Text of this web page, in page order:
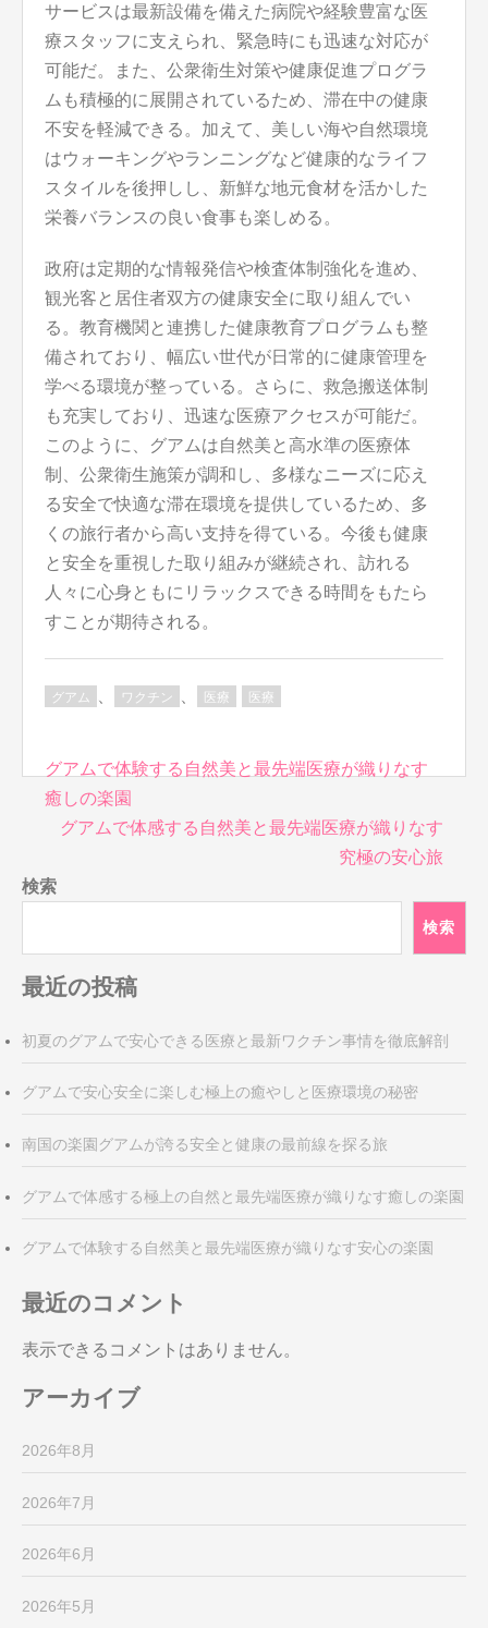
サービスは最新設備を備えた病院や経験豊富な医
療スタッフに支えられ、緊急時にも迅速な対応が
可能だ。また、公衆衛生対策や健康促進プログラ
ムも積極的に展開されているため、滞在中の健康
不安を軽減できる。加えて、美しい海や自然環境
はウォーキングやランニングなど健康的なライフ
スタイルを後押しし、新鮮な地元食材を活かした
栄養バランスの良い食事も楽しめる。
政府は定期的な情報発信や検査体制強化を進め、
観光客と居住者双方の健康安全に取り組んでい
る。教育機関と連携した健康教育プログラムも整
備されており、幅広い世代が日常的に健康管理を
学べる環境が整っている。さらに、救急搬送体制
も充実しており、迅速な医療アクセスが可能だ。
このように、グアムは自然美と高水準の医療体
制、公衆衛生施策が調和し、多様なニーズに応え
る安全で快適な滞在環境を提供しているため、多
くの旅行者から高い支持を得ている。今後も健康
と安全を重視した取り組みが継続され、訪れる
人々に心身ともにリラックスできる時間をもたら
すことが期待される。
グアム ワクチン 医療 医療
投
稿
ナ
ゲ
ー
ョ
ン
グアムで体験する自然美と最先端医療が織りなす
癒しの楽園
グアムで体感する自然美と最先端医療が織りなす
究極の安心旅
検索
検索
最近の投稿
初夏のグアムで安心できる医療と最新ワクチン事情を徹底解剖
グアムで安心安全に楽しむ極上の癒やしと医療環境の秘密
南国の楽園グアムが誇る安全と健康の最前線を探る旅
グアムで体感する極上の自然と最先端医療が織りなす癒しの楽園
グアムで体験する自然美と最先端医療が織りなす安心の楽園
最近のコメント
表示できるコメントはありません。
アーカイブ
2026年8月
2026年7月
2026年6月
2026年5月